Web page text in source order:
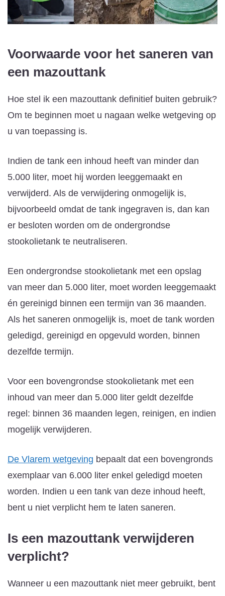
Voorwaarde voor het saneren van
een mazouttank
Hoe stel ik een mazouttank definitief buiten gebruik?
Om te beginnen moet u nagaan welke wetgeving op
u van toepassing is.
Indien de tank een inhoud heeft van minder dan
5.000 liter, moet hij worden leeggemaakt en
verwijderd. Als de verwijdering onmogelijk is,
bijvoorbeeld omdat de tank ingegraven is, dan kan
er besloten worden om de ondergrondse
stookolietank te neutraliseren.
Een ondergrondse stookolietank met een opslag
van meer dan 5.000 liter, moet worden leeggemaakt
én gereinigd binnen een termijn van 36 maanden.
Als het saneren onmogelijk is, moet de tank worden
geledigd, gereinigd en opgevuld worden, binnen
dezelfde termijn.
Voor een bovengrondse stookolietank met een
inhoud van meer dan 5.000 liter geldt dezelfde
regel: binnen 36 maanden legen, reinigen, en indien
mogelijk verwijderen.
De Vlarem wetgeving bepaalt dat een bovengronds
exemplaar van 6.000 liter enkel geledigd moeten
worden. Indien u een tank van deze inhoud heeft,
bent u niet verplicht hem te laten saneren.
Is een mazouttank verwijderen
verplicht?
Wanneer u een mazouttank niet meer gebruikt, bent